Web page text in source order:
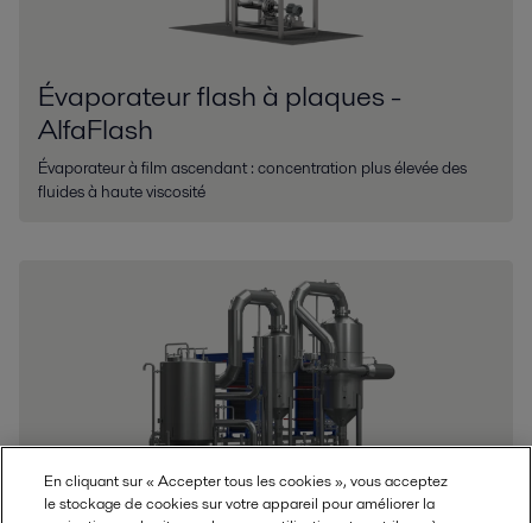
Évaporateur flash à plaques -
AlfaFlash
Évaporateur à film ascendant : concentration plus élevée des
fluides à haute viscosité
En cliquant sur « Accepter tous les cookies », vous acceptez
le stockage de cookies sur votre appareil pour améliorer la